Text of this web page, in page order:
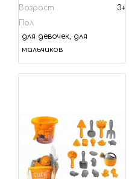
Возраст
3+
Пол
для девочек, для
мальчиков